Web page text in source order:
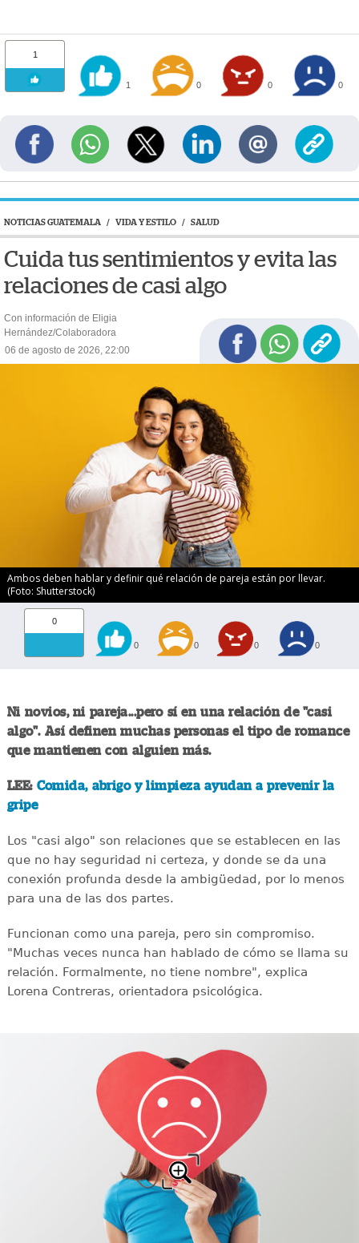
1
1 0 0 0
NOTICIAS GUATEMALA / VIDA Y ESTILO / SALUD
Cuida tus sentimientos y evita las
relaciones de casi algo
Con información de Eligia
Hernández/Colaboradora
06 de agosto de 2026, 22:00
Ambos deben hablar y definir qué relación de pareja están por llevar.
(Foto: Shutterstock)
0
0 0 0 0
Ni novios, ni pareja...pero sí en una relación de "casi
algo". Así definen muchas personas el tipo de romance
que mantienen con alguien más.
LEE: Comida, abrigo y limpieza ayudan a prevenir la
gripe
Los "casi algo" son relaciones que se establecen en las
que no hay seguridad ni certeza, y donde se da una
conexión profunda desde la ambigüedad, por lo menos
para una de las dos partes.
Funcionan como una pareja, pero sin compromiso.
"Muchas veces nunca han hablado de cómo se llama su
relación. Formalmente, no tiene nombre", explica
Lorena Contreras, orientadora psicológica.